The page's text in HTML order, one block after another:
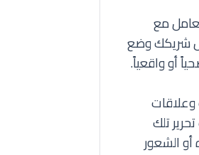
مع
شريكك وضع
أو واقعياً.
وعلاقات
تلك
أو الشعور